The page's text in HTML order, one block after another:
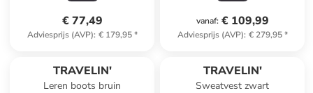
€ 77,49
Adviesprijs (AVP): € 179,95*
vanaf: € 109,99
Adviesprijs (AVP): € 279,95*
TRAVELIN'
Leren boots bruin
TRAVELIN'
Sweatvest zwart